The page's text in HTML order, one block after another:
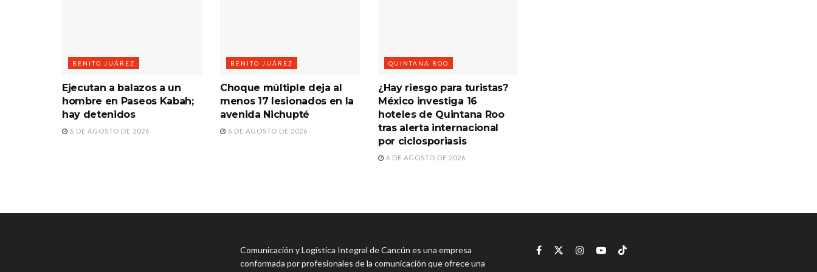
BENITO JUÁREZ
Ejecutan a balazos a un
hombre en Paseos Kabah;
hay detenidos
6 DE AGOSTO DE 2026
BENITO JUÁREZ
Choque múltiple deja al
menos 17 lesionados en la
avenida Nichupté
6 DE AGOSTO DE 2026
QUINTANA ROO
¿Hay riesgo para turistas?
México investiga 16
hoteles de Quintana Roo
tras alerta internacional
por ciclosporiasis
6 DE AGOSTO DE 2026
Comunicación y Logística Integral de Cancún es una empresa
conformada por profesionales de la comunicación que ofrece una